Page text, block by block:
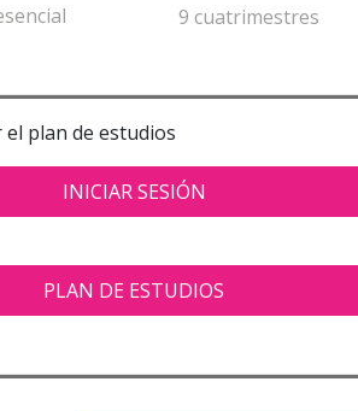
9 cuatrimestres
plan de estudios
INICIAR SESIÓN
PLAN DE ESTUDIOS